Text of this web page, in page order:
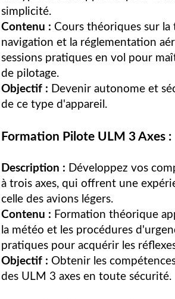
simplicité.
Contenu : Cours théoriques sur la
navigation et la réglementation
sessions pratiques en vol pour
de pilotage.
Objectif : Devenir autonome et
de ce type d'appareil.
Formation Pilote ULM 3 Axes :
Description : Développez vos
à trois axes, qui offrent une
celle des avions légers.
Contenu : Formation théorique
la météo et les procédures
pratiques pour acquérir les
Objectif : Obtenir les
des ULM 3 axes en toute sécurité.